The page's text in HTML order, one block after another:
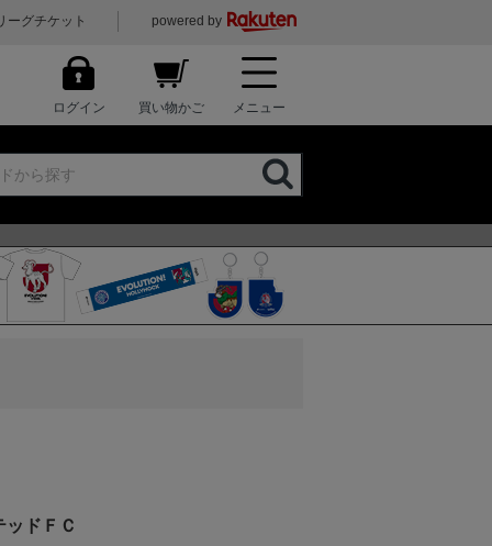
ーグチケット powered by
ログイン 買い物かご メニュー
ッドＦＣ